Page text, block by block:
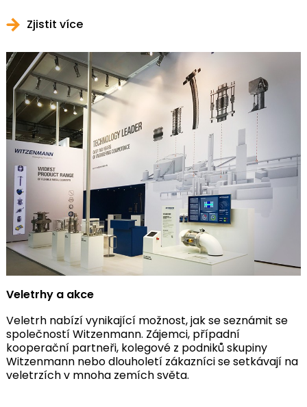
Zjistit více
Veletrhy a akce
Veletrh nabízí vynikající možnost, jak se seznámit se
společností Witzenmann. Zájemci, případní
kooperační partneři, kolegové z podniků skupiny
Witzenmann nebo dlouholetí zákazníci se setkávají na
veletrzích v mnoha zemích světa.